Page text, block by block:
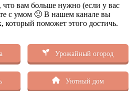
вам больше нужно (если у вас
с умом 🙂 В нашем канале вы
который поможет этого достичь.
Урожайный огород
Уютный дом